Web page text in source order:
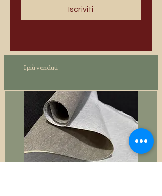
Iscriviti
I più venduti